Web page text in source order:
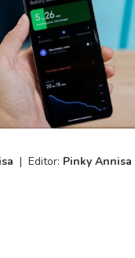
| Editor: Pinky Annisa